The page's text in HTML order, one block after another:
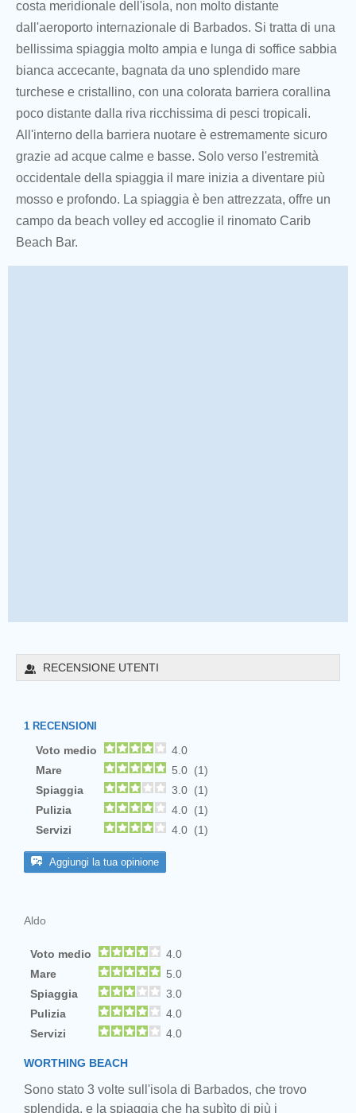
costa meridionale dell'isola, non molto distante
dall'aeroporto internazionale di Barbados. Si tratta di una
bellissima spiaggia molto ampia e lunga di soffice sabbia
bianca accecante, bagnata da uno splendido mare
turchese e cristallino, con una colorata barriera corallina
poco distante dalla riva ricchissima di pesci tropicali.
All'interno della barriera nuotare è estremamente sicuro
grazie ad acque calme e basse. Solo verso l'estremità
occidentale della spiaggia il mare inizia a diventare più
mosso e profondo. La spiaggia è ben attrezzata, offre un
campo da beach volley ed accoglie il rinomato Carib
Beach Bar.
RECENSIONE UTENTI
1 RECENSIONI
Voto medio
4.0
Mare
5.0 (1)
Spiaggia
3.0 (1)
Pulizia
4.0 (1)
Servizi
4.0 (1)
Aggiungi la tua opinione
Aldo
Voto medio
4.0
Mare
5.0
Spiaggia
3.0
Pulizia
4.0
Servizi
4.0
WORTHING BEACH
Sono stato 3 volte sull'isola di Barbados, che trovo
splendida, e la spiaggia che ha subìto di più i